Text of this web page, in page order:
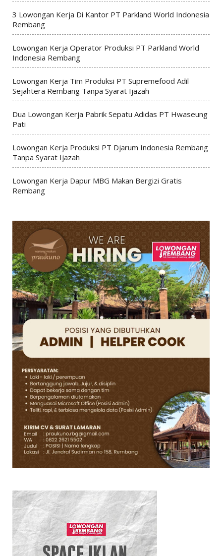
3 Lowongan Kerja Di Kantor PT Parkland World Indonesia
Rembang
Lowongan Kerja Operator Produksi PT Parkland World
Indonesia Rembang
Lowongan Kerja Tim Produksi PT Supremefood Adil
Sejahtera Rembang Tanpa Syarat Ijazah
Dua Lowongan Kerja Pabrik Sepatu Adidas PT Hwaseung
Pati
Lowongan Kerja Produksi PT Djarum Indonesia Rembang
Tanpa Syarat Ijazah
Lowongan Kerja Dapur MBG Makan Bergizi Gratis
Rembang